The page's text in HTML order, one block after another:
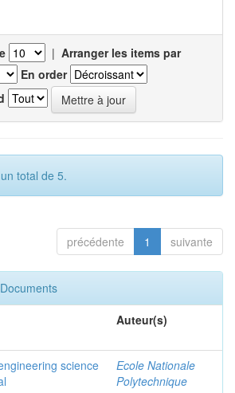
| Arranger les items par
En order
total de 5.
précédente 1 suivante
Auteur(s)
science
Ecole Nationale
Polytechnique